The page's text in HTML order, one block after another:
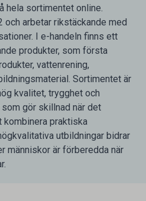
hela sortimentet online.
och arbetar rikstäckande med
I e-handeln finns ett
produkter, som första
vattenrening,
Sortimentet är
kvalitet, trygghet och
gör skillnad när det
kombinera praktiska
utbildningar bidrar
människor är förberedda när